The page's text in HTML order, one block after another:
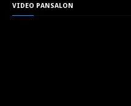
VIDEO PANSALON